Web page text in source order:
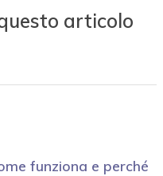
articolo
funziona e perché